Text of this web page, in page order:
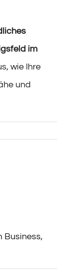
im
wie Ihre
und
Business,